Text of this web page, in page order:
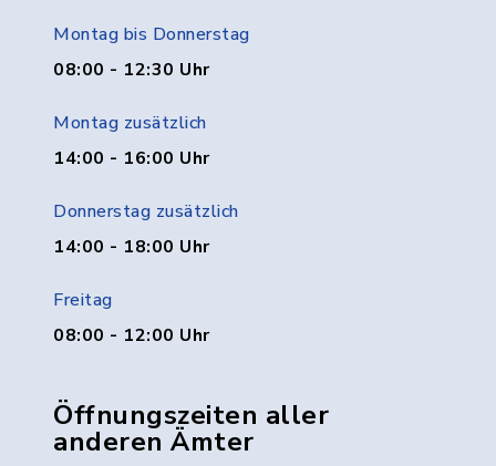
Montag bis Donnerstag
08:00 - 12:30 Uhr
Montag zusätzlich
14:00 - 16:00 Uhr
Donnerstag zusätzlich
14:00 - 18:00 Uhr
Freitag
08:00 - 12:00 Uhr
Öffnungszeiten aller
anderen Ämter